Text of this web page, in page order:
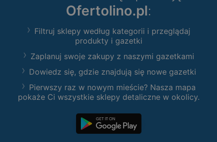
Ofertolino.pl:
Filtruj sklepy według kategorii i przeglądaj
produkty i gazetki
Zaplanuj swoje zakupy z naszymi gazetkami
Dowiedz się, gdzie znajdują się nowe gazetki
Pierwszy raz w nowym mieście? Nasza mapa
pokaże Ci wszystkie sklepy detaliczne w okolicy.